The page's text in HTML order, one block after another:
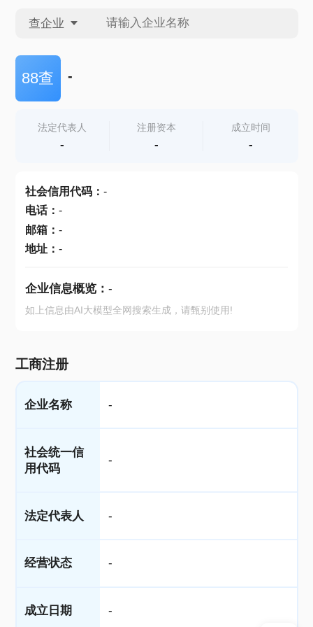
查企业
查企业
查产地
88查 -
法定代表人
-
注册资本
-
成立时间
-
社会信用代码： -
电话： -
邮箱： -
地址： -
企业信息概览： -
如上信息由AI大模型全网搜索生成，请甄别使用!
工商注册
企业名称 -
社会统一信
用代码
-
法定代表人 -
经营状态 -
成立日期 -